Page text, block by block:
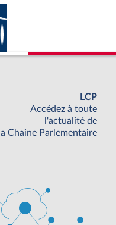
LCP
Accédez à toute
l'actualité de
la Chaine Parlementaire